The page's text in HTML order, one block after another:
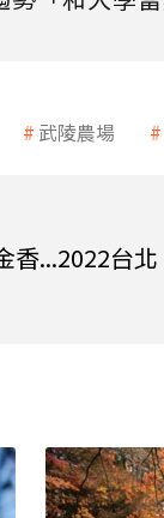
武陵農場
香...2022台